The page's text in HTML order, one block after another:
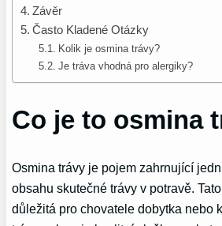
Závěr
Často Kladené Otázky
Kolik je osmina trávy?
Je tráva vhodná pro alergiky?
Co je to osmina
Osmina trávy je pojem zahrnující
obsahu skutečné trávy v potravě.
důležitá pro chovatele dobytka nebo